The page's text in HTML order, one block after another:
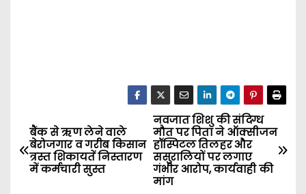
P
o
नवजात शिशु की संदिग्ध
मौत पर पिता ने ऑक्सीजन
हॉस्पिटल तिलहर और
ससुरालियों पर लगाए
गंभीर आरोप, कार्यवाही की
मांग
बैंक से ऋण लेने वाले
बेरोजगार व गरीब किसान
त्रस्त शिकायतें निस्तारण
में कर्मचारी सुस्त